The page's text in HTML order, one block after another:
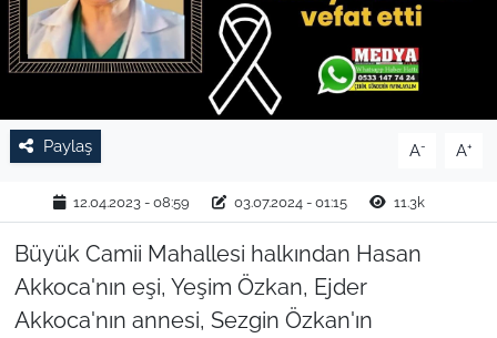
Paylaş A- A+
12.04.2023 - 08:59 03.07.2024 - 01:15 11.3k
Büyük Camii Mahallesi halkından Hasan
Akkoca'nın eşi, Yeşim Özkan, Ejder
Akkoca'nın annesi, Sezgin Özkan'ın
KÜLTÜR SANAT
RESMİ İLAN
SPOR
TEKİRDAĞ